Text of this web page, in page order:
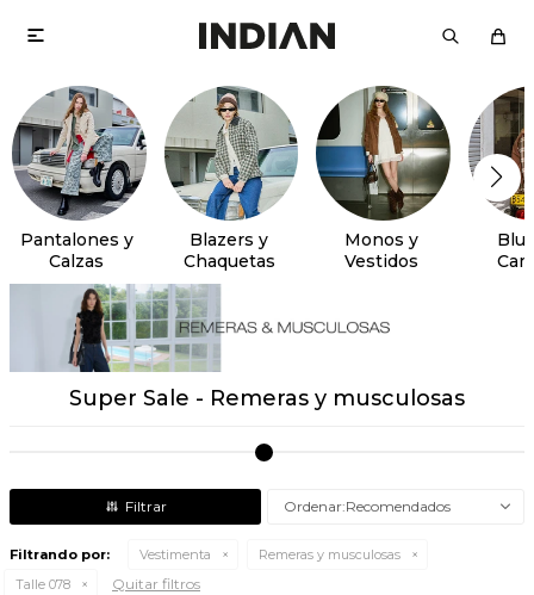

Pantalones y
Calzas
Blazers y
Chaquetas
Monos y
Vestidos
Super Sale - Remeras y musculosas
Recomendados
Filtrando por: Vestimenta
Remeras y musculosas
Talle 078
Quitar filtros